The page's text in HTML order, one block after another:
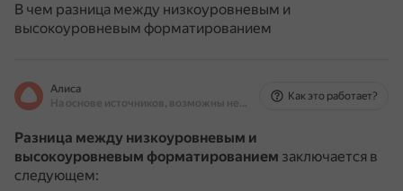
В чем разница между низкоуровневым и
высокоуровневым форматированием
Алиса
На основе источников, возможны неточности
Как это работает?
Разница между низкоуровневым и
высокоуровневым форматированием заключается в
следующем: